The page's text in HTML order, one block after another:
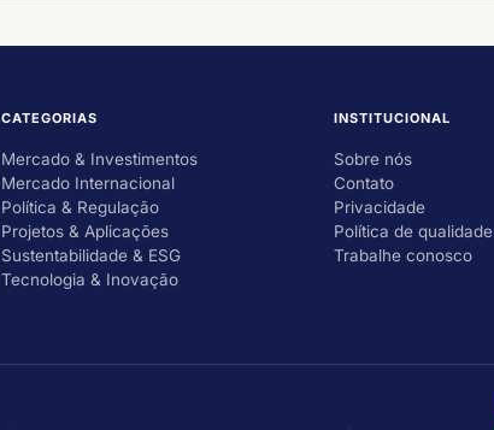
CATEGORIAS
Mercado & Investimentos
Mercado Internacional
Política & Regulação
Projetos & Aplicações
Sustentabilidade & ESG
Tecnologia & Inovação
INSTITUCIONAL
Sobre nós
Contato
Privacidade
Política de qualidade
Trabalhe conosco